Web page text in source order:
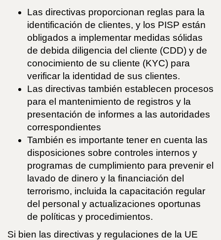
Las directivas proporcionan reglas para la
identificación de clientes, y los PISP están
obligados a implementar medidas sólidas
de debida diligencia del cliente (CDD) y de
conocimiento de su cliente (KYC) para
verificar la identidad de sus clientes.
Las directivas también establecen procesos
para el mantenimiento de registros y la
presentación de informes a las autoridades
correspondientes
También es importante tener en cuenta las
disposiciones sobre controles internos y
programas de cumplimiento para prevenir el
lavado de dinero y la financiación del
terrorismo, incluida la capacitación regular
del personal y actualizaciones oportunas
de políticas y procedimientos.
Si bien las directivas y regulaciones de la UE